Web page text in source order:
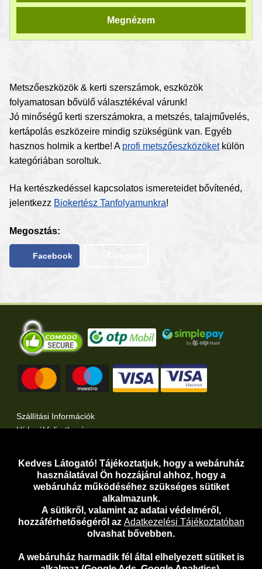
Megnézem
Metszőeszközök & kerti szerszámok, eszközök
folyamatosan bővülő választékéval várunk!
Jó minőségű kerti szerszámokra, a metszés, talajművelés,
kertápolás eszközeire mindig szükségünk van. Egyéb
hasznos holmik a kertbe! A profi metszőeszközöketkülön
kategóriában soroltuk.
Ha kertészkedéssel kapcsolatos ismereteidet bővítenéd,
jelentkezz Biokertész Tanfolyamunkra!
Megosztás:
Facebook
Szállítási Információk
Hírlevél feliratkozás
Kertlap Webáruház a Twitter-en
Adatvédelem
Adatkezelési Tájékoztató
Adathozzáférési Kérelem
Általános Szerződési Feltételek
E-mail:webaruhaz@kertlap.hu
Kedves Látogató! Tájékoztatjuk, hogy a webáruház
használatával Ön hozzájárul ahhoz, hogy a
webáruház működéséhez szükséges sütiket
alkalmazunk.
A sütikről, valamint az adatai védelméről,
hozzáférhetőségéről az Adatkezelési Tájékoztatóban
olvashat bővebben.
A webáruház harmadik fél által elhelyezett sütiket is